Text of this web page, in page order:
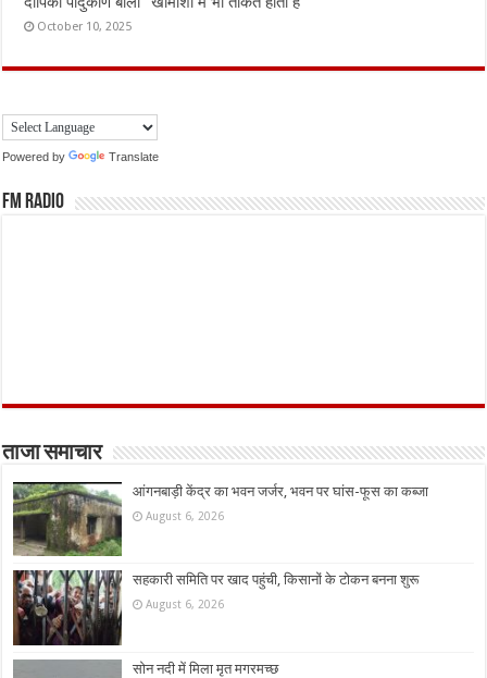
October 10, 2025
Powered by Translate
FM Radio
ताजा समाचार
आंगनबाड़ी केंद्र का भवन जर्जर, भवन पर घांस-फूस का कब्जा
August 6, 2026
सहकारी समिति पर खाद पहुंची, किसानों के टोकन बनना शुरू
August 6, 2026
सोन नदी में मिला मृत मगरमच्छ